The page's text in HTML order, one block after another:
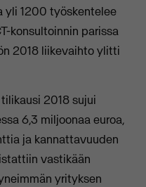
yli 1200 työskentelee
konsultoinnin parissa
2018 liikevaihto ylitti
2018 sujui
6,3 miljoonaa euroa,
ja kannattavuuden
vastikään
yrityksen